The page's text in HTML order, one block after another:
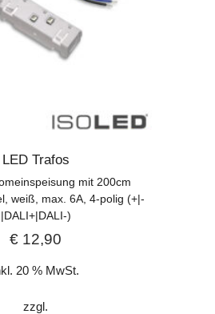
LED Trafos
mit 200cm
weiß, max. 6A, 4-polig (+|-
|DALI+|DALI-)
€ 12,90
20 % MwSt.
zzgl.